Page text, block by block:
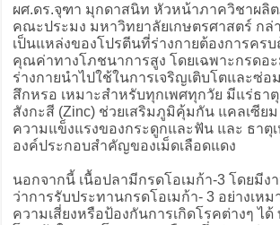
ผศ.ดร.จุฑา มุกดาสนิท หัวหน้าภาควิชาผลิ
คณะประมง มหาวิทยาลัยเกษตรศาสตร์ กล่
เป็นแหล่งของโปรตีนที่ร่างกายต้องการครบ
คุณค่าทางโภชนาการสูง โดยเฉพาะกรดอ
ร่างกายนำไปใช้ในการเจริญเติบโตและซ่
สึกหรอ เหมาะสำหรับทุกเพศทุกวัย มีแร่ธา
สังกะสี (Zinc) ช่วยเสริมภูมิคุ้มกัน แคลเซียม
ความแข็งแรงของกระดูกและฟัน และ ธาตุ
องค์ประกอบสำคัญของเม็ดเลือดแดง
นอกจากนี้ เนื้อปลามีกรดโอเมก้า-3 โดยมีง
ว่าการรับประทานกรดโอเมก้า- 3 อย่างเห
ความเสี่ยงหรือป้องกันการเกิดโรคต่างๆ ได้